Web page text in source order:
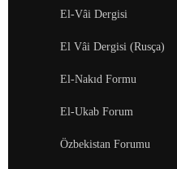
El-Vâi Dergisi
El Vâi Dergisi (Rusça)
El-Nakıd Formu
El-Ukab Forum
Özbekistan Forumu